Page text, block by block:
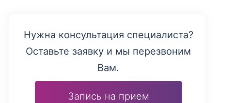
Нужна консультация специалиста?
Оставьте заявку и мы перезвоним
Вам.
Запись на прием